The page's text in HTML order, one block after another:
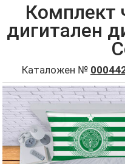
Комплект
дигитален
Каталожен №